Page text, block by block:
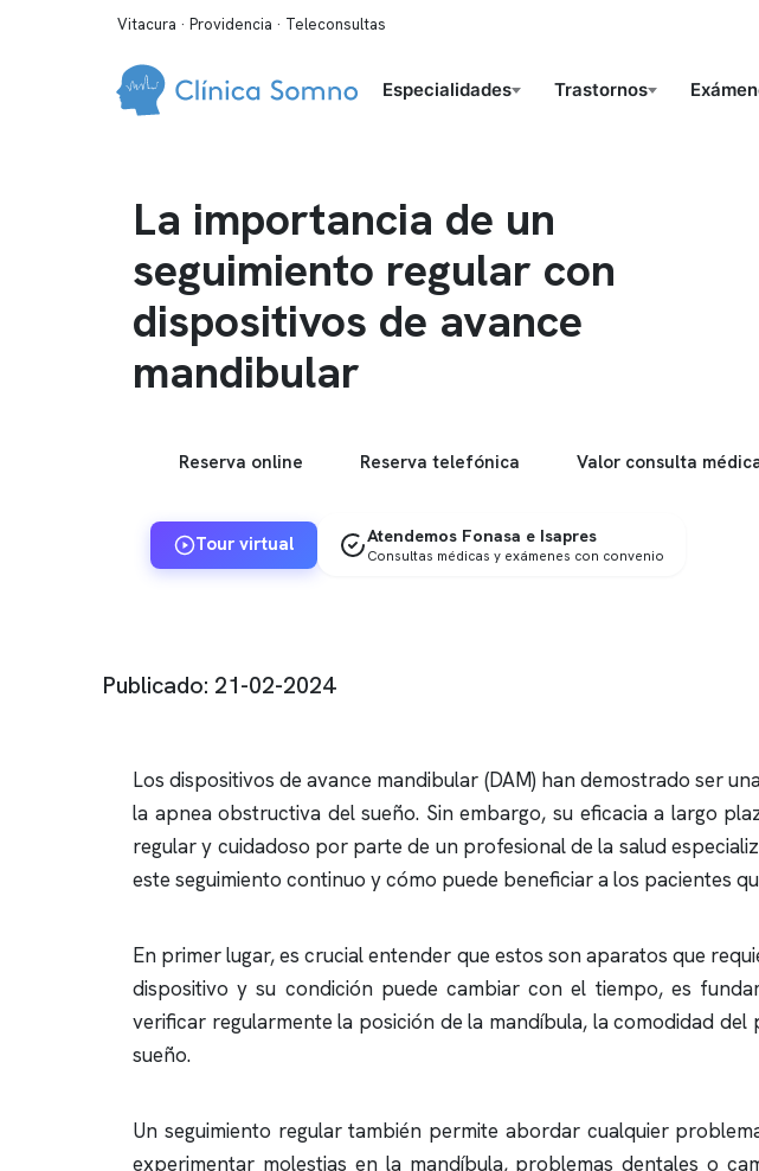
Vitacura · Providencia · Teleconsultas
Especialidades Trastornos
La importancia de un
seguimiento regular con
dispositivos de avance
mandibular
Reserva online Reserva telefónica Valor consulta
Tour virtual Atendemos Fonasa e Isapres
Consultas médicas y exámenes con convenio
Publicado: 21-02-2024
Los dispositivos de avance mandibular (DAM) han demostrado ser
la apnea obstructiva del sueño. Sin embargo, su eficacia a largo
regular y cuidadoso por parte de un profesional de la salud
este seguimiento continuo y cómo puede beneficiar a los pacientes
En primer lugar, es crucial entender que estos son aparatos que
dispositivo y su condición puede cambiar con el tiempo, es
verificar regularmente la posición de la mandíbula, la comodidad
sueño.
Un seguimiento regular también permite abordar cualquier
experimentar molestias en la mandíbula, problemas dentales o